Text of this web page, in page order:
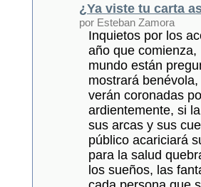
¿Ya viste tu carta
por Esteban Zamora
Inquietos por los
año que
mundo están
mostrará
verán coronadas
ardientemente, si
sus arcas y sus
público acariciará
para la salud
los sueños, las